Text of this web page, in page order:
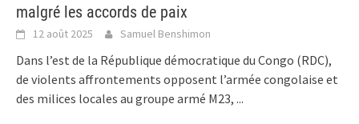
malgré les accords de paix
12 août 2025 Samuel Benshimon
Dans l’est de la République démocratique du Congo (RDC),
de violents affrontements opposent l’armée congolaise et
des milices locales au groupe armé M23, ...